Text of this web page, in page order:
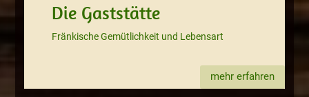
Die Gaststätte
Fränkische Gemütlichkeit und Lebensart
mehr erfahren